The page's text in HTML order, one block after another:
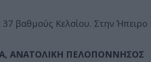
βαθμούς Κελσίου. Στην
ΑΝΑΤΟΛΙΚΗ ΠΕΛΟΠΟΝΝΗΣΟΣ